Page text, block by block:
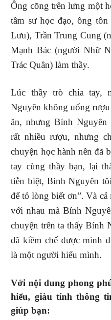
Ông cõng trên lưng một
tầm sư học đạo, ông
Lưu), Trần Trung Cung
Mạnh Bác (người Nhữ
Trác Quân) làm thầy.
Lúc thầy trò chia tay,
Nguyên không uống
ăn, nhưng Bính
rất nhiều rượu, nhưng
chuyện học hành nên đã
tay cùng thầy bạn, lại
tiễn biệt, Bính Nguyên
để tỏ lòng biết ơn”. Và
với nhau mà Bính
chuyện trên ta thấy Bính
đã kiềm chế được mình
là một người hiểu mình.
Với nội dung phong
hiểu, giàu tính thông
giúp bạn: